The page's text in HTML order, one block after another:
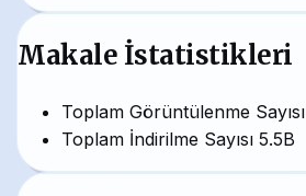
Makale İstatistikleri
Toplam Görüntülenme Sayısı
Toplam İndirilme Sayısı 5.5B